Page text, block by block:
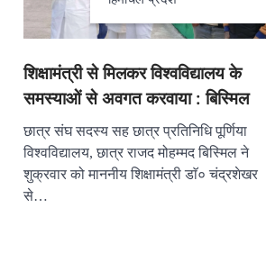
शिक्षामंत्री से मिलकर विश्वविद्यालय के
समस्याओं से अवगत करवाया : बिस्मिल
छात्र संघ सदस्य सह छात्र प्रतिनिधि पूर्णिया
विश्वविद्यालय, छात्र राजद मोहम्मद बिस्मिल ने
शुक्रवार को माननीय शिक्षामंत्री डाॅ० चंद्रशेखर
से…